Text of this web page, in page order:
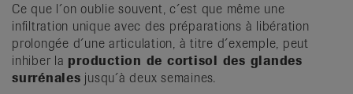
Ce que l´on oublie souvent, c´est que même une
infiltration unique avec des préparations à libération
prolongée d´une articulation, à titre d´exemple, peut
inhiber la production de cortisol des glandes
surrénales jusqu´à deux semaines.